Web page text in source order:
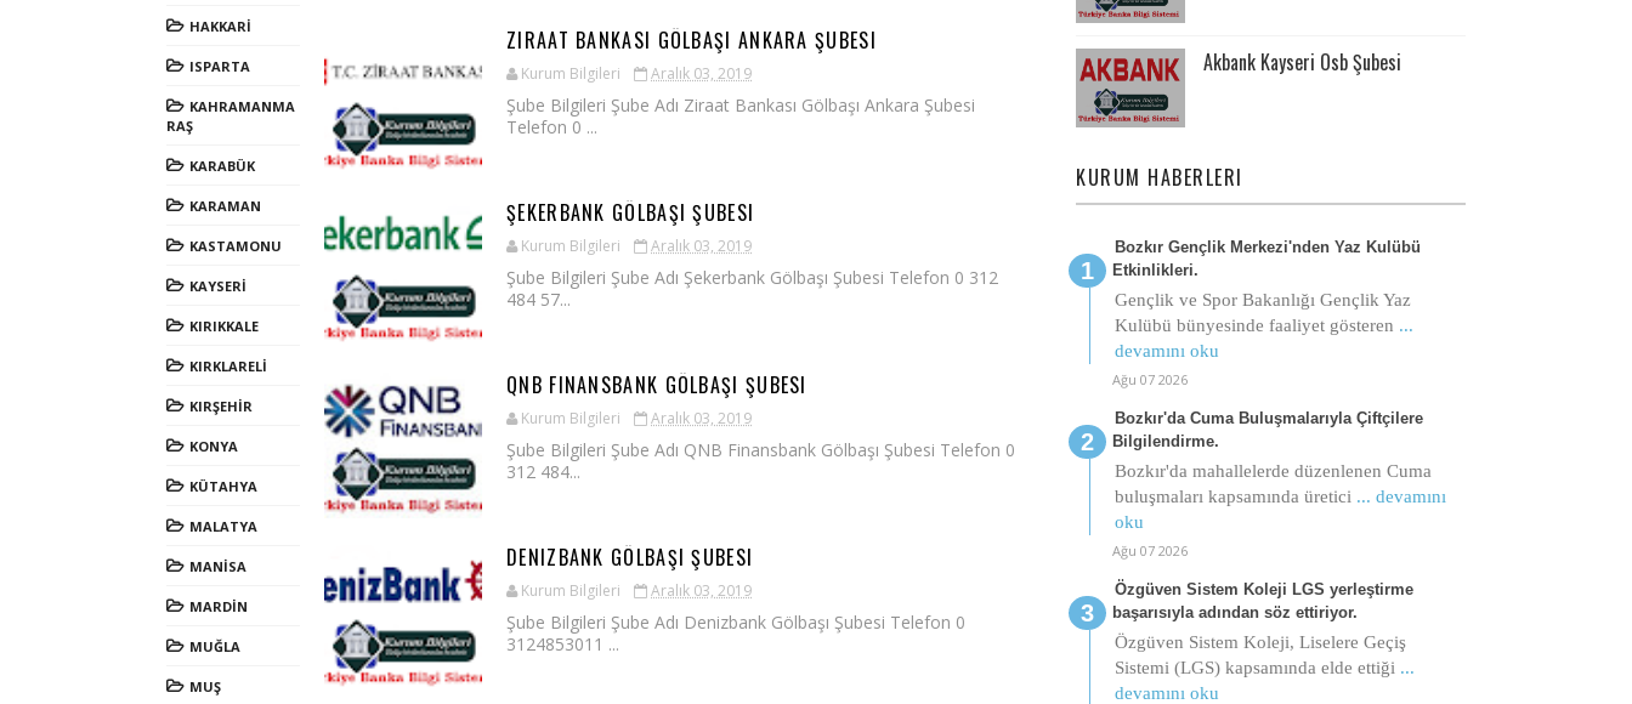
HAKKARİ
ISPARTA
KAHRAMANMA
RAŞ
KARABÜK
KARAMAN
KASTAMONU
KAYSERİ
KIRIKKALE
KIRKLARELİ
KIRŞEHİR
KONYA
KÜTAHYA
MALATYA
MANİSA
MARDİN
MUĞLA
MUŞ
ZIRAAT BANKASI GÖLBAŞI ANKARA ŞUBESI
Kurum Bilgileri Aralık 03, 2019
Şube Bilgileri Şube Adı Ziraat Bankası Gölbaşı Ankara Şubesi
Telefon 0 ...
ŞEKERBANK GÖLBAŞI ŞUBESI
Kurum Bilgileri Aralık 03, 2019
Şube Bilgileri Şube Adı Şekerbank Gölbaşı Şubesi Telefon 0 312
484 57...
QNB FINANSBANK GÖLBAŞI ŞUBESI
Kurum Bilgileri Aralık 03, 2019
Şube Bilgileri Şube Adı QNB Finansbank Gölbaşı Şubesi Telefon 0
312 484...
DENIZBANK GÖLBAŞI ŞUBESI
Kurum Bilgileri Aralık 03, 2019
Şube Bilgileri Şube Adı Denizbank Gölbaşı Şubesi Telefon 0
3124853011 ...
Akbank Kayseri Osb Şubesi
KURUM HABERLERI
Bozkır Gençlik Merkezi'nden Yaz Kulübü
Etkinlikleri.
Gençlik ve Spor Bakanlığı Gençlik Yaz
Kulübü bünyesinde faaliyet gösteren ...
devamını oku
Ağu 07 2026
Bozkır'da Cuma Buluşmalarıyla Çiftçilere
Bilgilendirme.
Bozkır'da mahallelerde düzenlenen Cuma
buluşmaları kapsamında üretici ... devamını
oku
Ağu 07 2026
Özgüven Sistem Koleji LGS yerleştirme
başarısıyla adından söz ettiriyor.
Özgüven Sistem Koleji, Liselere Geçiş
Sistemi (LGS) kapsamında elde ettiği ...
devamını oku